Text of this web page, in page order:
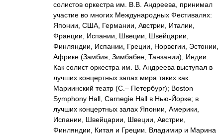
солистов оркестра им. В.В. Андреева, принимал
участие во многих Международных Фестивалях:
Японии, США, Германии, Австрии, Италии,
Франции, Испании, Швеции, Швейцарии,
Финляндии, Испании, Греции, Норвегии, Эстонии,
Африке (Замбия, Зимбабве, Танзании), Индии.
Как солист оркестра им. В. Андреева выступал в
лучших концертных залах мира таких как:
Мариинский театр (С.– Петербург); Boston
Symphony Hall, Carnegie Hall в Нью-Йорке; в
лучших концертных залах Японии, Америки,
Испании, Швейцарии, Швеции, Австрии,
Финляндии, Китая и Греции. Владимир и Марина